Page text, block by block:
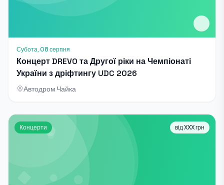
Субота, 08 серпня
Концерт DREVO та Другої ріки на Чемпіонаті
України з дріфтингу UDC 2026
Автодром Чайка
Концерти від XXX грн